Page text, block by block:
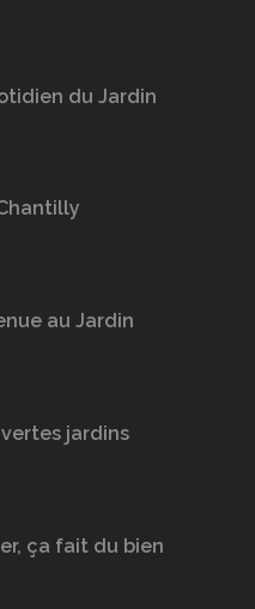
du Jardin
au Jardin
jardins
ça fait du bien